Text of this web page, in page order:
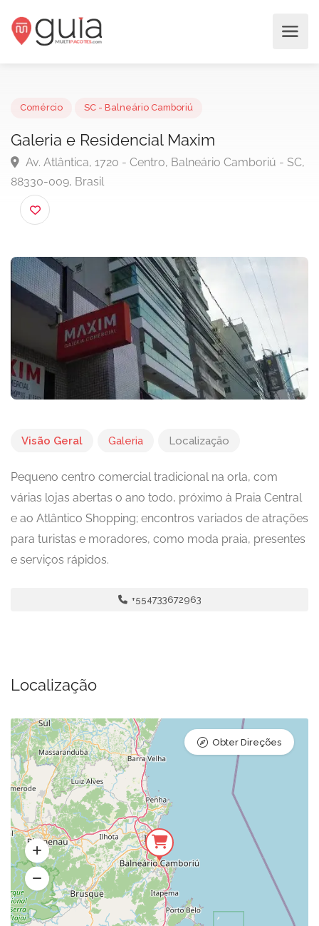
Galeria e Residencial Maxim
Av. Atlântica, 1720 - Centro, Balneário Camboriú -
88330-009, Brasil
Visão Geral Galeria Localização
Pequeno centro comercial tradicional na orla, com
várias lojas abertas o ano todo, próximo à Praia Central
e ao Atlântico Shopping; encontros variados de atrações
para turistas e moradores, como moda praia, presentes
e serviços rápidos.
+554733672963
Localização
Obter Direções